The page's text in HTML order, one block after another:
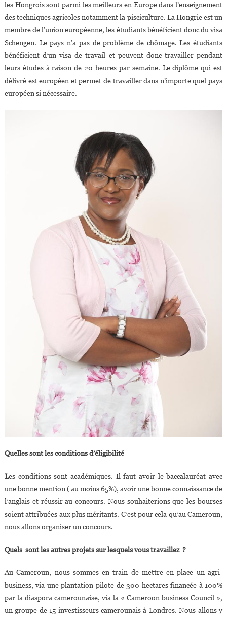
les Hongrois sont parmi les meilleurs en Europe dans l’enseignement
des techniques agricoles notamment la pisciculture. La Hongrie est un
membre de l’union européenne, les étudiants bénéficient donc du visa
Schengen. Le pays n’a pas de problème de chômage. Les étudiants
bénéficient d’un visa de travail et peuvent donc travailler pendant
leurs études à raison de 20 heures par semaine. Le diplôme qui est
délivré est européen et permet de travailler dans n’importe quel pays
européen si nécessaire.
Quelles sont les conditions d’éligibilité
Les conditions sont académiques. Il faut avoir le baccalauréat avec
une bonne mention ( au moins 65%), avoir une bonne connaissance de
l’anglais et réussir au concours. Nous souhaiterions que les bourses
soient attribuées aux plus méritants. C’est pour cela qu’au Cameroun,
nous allons organiser un concours.
Quels sont les autres projets sur lesquels vous travaillez ?
Au Cameroun, nous sommes en train de mettre en place un agri-
business, via une plantation pilote de 300 hectares financée à 100%
par la diaspora camerounaise, via la « Cameroon business Council »,
un groupe de 15 investisseurs camerounais à Londres. Nous allons y